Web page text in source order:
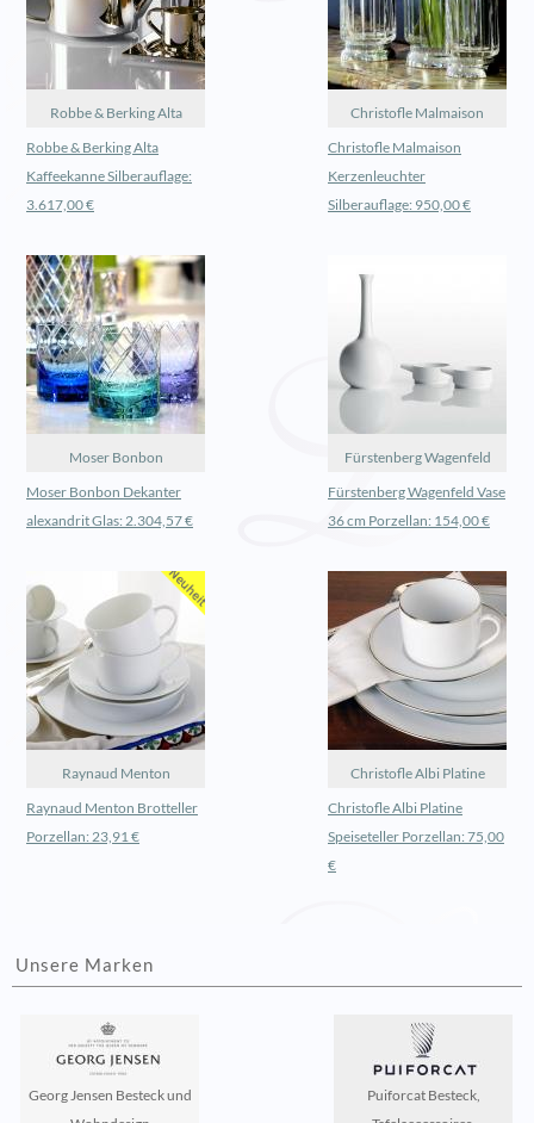
Robbe & Berking Alta
Robbe & Berking Alta
Kaffeekanne Silberauflage:
3.617,00 €
Christofle Malmaison
Christofle Malmaison
Kerzenleuchter
Silberauflage: 950,00 €
Moser Bonbon
Moser Bonbon Dekanter
alexandrit Glas: 2.304,57 €
Fürstenberg Wagenfeld
Fürstenberg Wagenfeld Vase
36 cm Porzellan: 154,00 €
Raynaud Menton
Raynaud Menton Brotteller
Porzellan: 23,91 €
Christofle Albi Platine
Christofle Albi Platine
Speiseteller Porzellan: 75,00
€
Unsere Marken
Georg Jensen Besteck und
Puiforcat Besteck,